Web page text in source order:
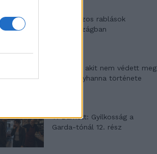
Altatógázos rablások
Olaszországban
A kislány, akit nem védett meg
senki – Lyhanna története
T. Barnett: Gyilkosság a
Garda-tónál 12. rész